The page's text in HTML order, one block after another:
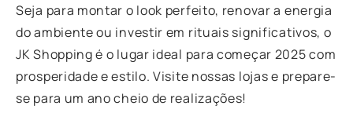
Seja para montar o look perfeito, renovar a energia
do ambiente ou investir em rituais significativos, o
JK Shopping é o lugar ideal para começar 2025 com
prosperidade e estilo. Visite nossas lojas e prepare-
se para um ano cheio de realizações!